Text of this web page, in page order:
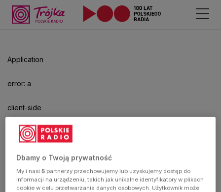
Application
error: a
client-side
exception
has
occurred
aby
odtwarzać.
Dbamy o Twoją prywatność
My i nasi5 partnerzy przechowujemy lub uzyskujemy dostęp do
informacji na urządzeniu, takich jak unikalne identyfikatory w plikach
cookie w celu przetwarzania danych osobowych. Użytkownik może